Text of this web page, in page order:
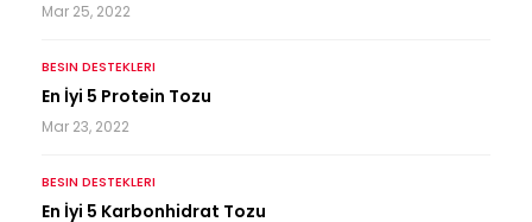
Mar 25, 2022
BESIN DESTEKLERI
En İyi 5 Protein Tozu
Mar 23, 2022
BESIN DESTEKLERI
En İyi 5 Karbonhidrat Tozu